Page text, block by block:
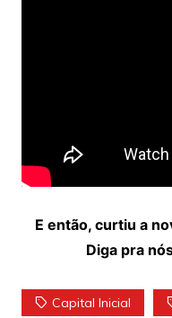
E então, curtiu a
Diga pra
Capital Inicial